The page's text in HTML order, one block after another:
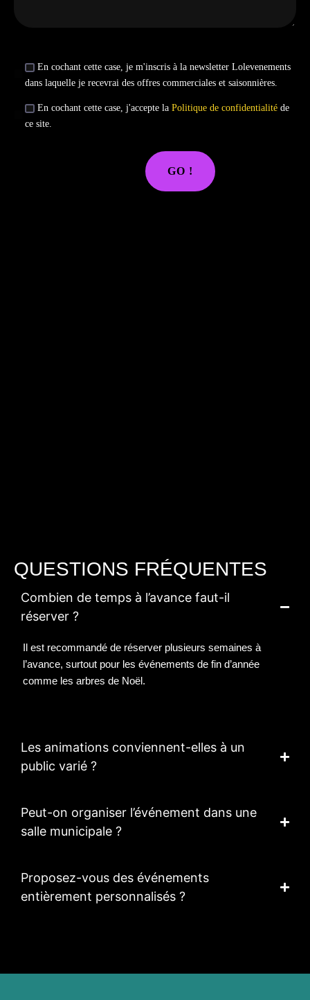
En cochant cette case, je m'inscris à la newsletter Lolevenements
dans laquelle je recevrai des offres commerciales et saisonnières.
En cochant cette case, j'accepte la Politique de confidentialitéde
ce site.
QUESTIONS FRÉQUENTES
Combien de temps à l’avance faut-il
réserver ?
Il est recommandé de réserver plusieurs semaines à
l’avance, surtout pour les événements de fin d’année
comme les arbres de Noël.
Les animations conviennent-elles à un
public varié ?
Peut-on organiser l’événement dans une
salle municipale ?
Proposez-vous des événements
entièrement personnalisés ?